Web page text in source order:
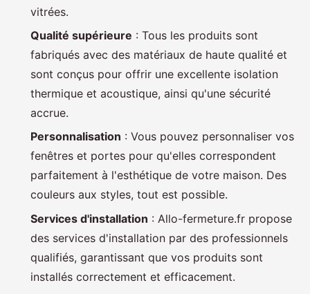
vitrées.
Qualité supérieure : Tous les produits sont
fabriqués avec des matériaux de haute qualité et
sont conçus pour offrir une excellente isolation
thermique et acoustique, ainsi qu'une sécurité
accrue.
Personnalisation : Vous pouvez personnaliser vos
fenêtres et portes pour qu'elles correspondent
parfaitement à l'esthétique de votre maison. Des
couleurs aux styles, tout est possible.
Services d'installation : Allo-fermeture.fr propose
des services d'installation par des professionnels
qualifiés, garantissant que vos produits sont
installés correctement et efficacement.